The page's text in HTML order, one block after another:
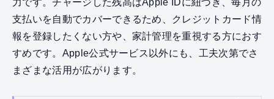
支払いを自動でカバーできるため、クレジットカード情
報を登録したくない方や、家計管理を重視する方におす
すめです。Apple公式サービス以外にも、工夫次第でさ
まざまな活用が広がります。